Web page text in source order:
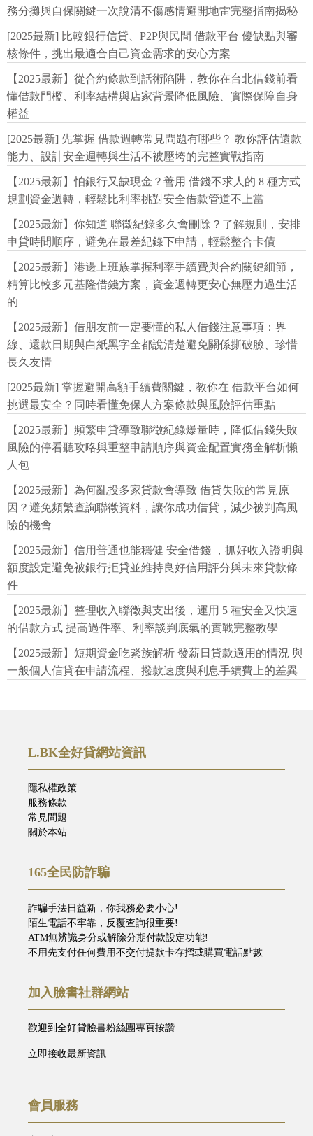
務分攤與自保關鍵一次說清不傷感情避開地雷完整指南揭秘
[2025最新] 比較銀行信貸、P2P與民間 借款平台 優缺點與審
核條件，挑出最適合自己資金需求的安心方案
【2025最新】從合約條款到話術陷阱，教你在台北借錢前看
懂借款門檻、利率結構與店家背景降低風險、實際保障自身
權益
[2025最新] 先掌握 借款週轉常見問題有哪些？ 教你評估還款
能力、設計安全週轉與生活不被壓垮的完整實戰指南
【2025最新】怕銀行又缺現金？善用 借錢不求人的 8 種方式
規劃資金週轉，輕鬆比利率挑對安全借款管道不上當
【2025最新】你知道 聯徵紀錄多久會刪除？了解規則，安排
申貸時間順序，避免在最差紀錄下申請，輕鬆整合卡債
【2025最新】港邊上班族掌握利率手續費與合約關鍵細節，
精算比較多元基隆借錢方案，資金週轉更安心無壓力過生活
的
【2025最新】借朋友前一定要懂的私人借錢注意事項：界
線、還款日期與白紙黑字全都說清楚避免關係撕破臉、珍惜
長久友情
[2025最新] 掌握避開高額手續費關鍵，教你在 借款平台如何
挑選最安全？同時看懂免保人方案條款與風險評估重點
【2025最新】頻繁申貸導致聯徵紀錄爆量時，降低借錢失敗
風險的停看聽攻略與重整申請順序與資金配置實務全解析懶
人包
【2025最新】為何亂投多家貸款會導致 借貸失敗的常見原
因？避免頻繁查詢聯徵資料，讓你成功借貸，減少被判高風
險的機會
【2025最新】信用普通也能穩健 安全借錢 ，抓好收入證明與
額度設定避免被銀行拒貸並維持良好信用評分與未來貸款條
件
【2025最新】整理收入聯徵與支出後，運用 5 種安全又快速
的借款方式 提高過件率、利率談判底氣的實戰完整教學
【2025最新】短期資金吃緊族解析 發薪日貸款適用的情況 與
一般個人信貸在申請流程、撥款速度與利息手續費上的差異
L.BK全好貸網站資訊
隱私權政策
服務條款
常見問題
關於本站
165全民防詐騙
詐騙手法日益新，你我務必要小心!
陌生電話不牢靠，反覆查詢很重要!
ATM無辨識身分或解除分期付款設定功能!
不用先支付任何費用不交付提款卡存摺或購買電話點數
加入臉書社群網站
歡迎到全好貸臉書粉絲團專頁按讚
立即接收最新資訊
會員服務